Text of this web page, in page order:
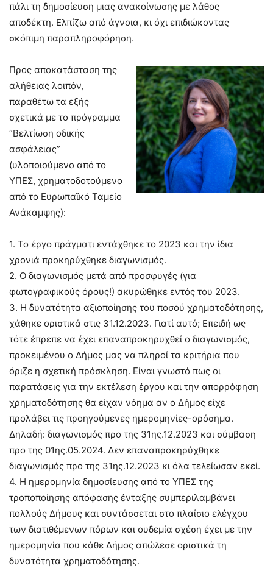
πάλι τη δημοσίευση μιας ανακοίνωσης με λάθος
αποδέκτη. Ελπίζω από άγνοια, κι όχι επιδιώκοντας
σκόπιμη παραπληροφόρηση.
Προς αποκατάσταση της
αλήθειας λοιπόν,
παραθέτω τα εξής
σχετικά με το πρόγραμμα
“Βελτίωση οδικής
ασφάλειας”
(υλοποιούμενο από το
ΥΠΕΣ, χρηματοδοτούμενο
από το Ευρωπαϊκό Ταμείο
Ανάκαμψης):
1. Το έργο πράγματι εντάχθηκε το 2023 και την ίδια
χρονιά προκηρύχθηκε διαγωνισμός.
2. Ο διαγωνισμός μετά από προσφυγές (για
φωτογραφικούς όρους!) ακυρώθηκε εντός του 2023.
3. Η δυνατότητα αξιοποίησης του ποσού χρηματοδότησης,
χάθηκε οριστικά στις 31.12.2023. Γιατί αυτό; Επειδή ως
τότε έπρεπε να έχει επαναπροκηρυχθεί ο διαγωνισμός,
προκειμένου ο Δήμος μας να πληροί τα κριτήρια που
όριζε η σχετική πρόσκληση. Είναι γνωστό πως οι
παρατάσεις για την εκτέλεση έργου και την απορρόφηση
χρηματοδότησης θα είχαν νόημα αν ο Δήμος είχε
προλάβει τις προηγούμενες ημερομηνίες-ορόσημα.
Δηλαδή: διαγωνισμός προ της 31ης.12.2023 και σύμβαση
προ της 01ης.05.2024. Δεν επαναπροκηρύχθηκε
διαγωνισμός προ της 31ης.12.2023 κι όλα τελείωσαν εκεί.
4. Η ημερομηνία δημοσίευσης από το ΥΠΕΣ της
τροποποίησης απόφασης ένταξης συμπεριλαμβάνει
πολλούς Δήμους και συντάσσεται στο πλαίσιο ελέγχου
των διατιθέμενων πόρων και ουδεμία σχέση έχει με την
ημερομηνία που κάθε Δήμος απώλεσε οριστικά τη
δυνατότητα χρηματοδότησης.